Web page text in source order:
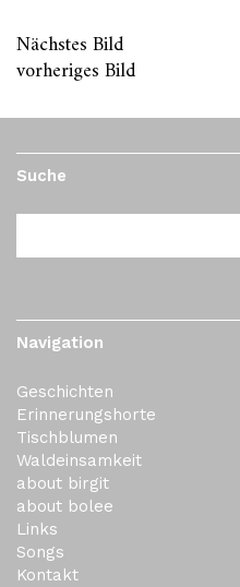
Nächstes Bild
vorheriges Bild
Suche
Navigation
Geschichten
Erinnerungshorte
Tischblumen
Waldeinsamkeit
about birgit
about bolee
Links
Songs
Kontakt